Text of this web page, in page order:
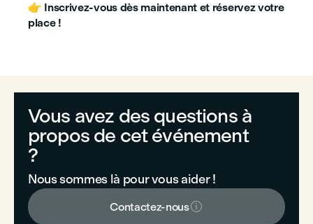
👉 Inscrivez-vous dès maintenant et réservez votre
place !
Vous avez des questions à
propos de cet événement
?
Nous sommes là pour vous aider !
Contactez-nous